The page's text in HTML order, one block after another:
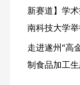
新赛道】学
南科技大学
走进遂州“高
制食品加工